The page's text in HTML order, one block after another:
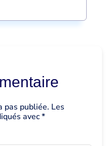
pas publiée. Les
avec*